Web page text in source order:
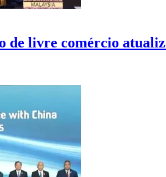
de livre comércio